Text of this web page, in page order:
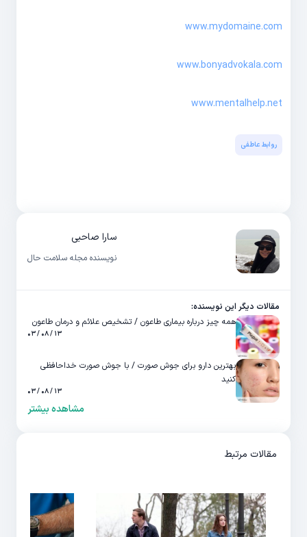
www.mydomaine.com
www.bonyadvokala.com
www.mentalhelp.net
روابط عاطفی
سارا صاحبی
نویسنده مجله سلامت حال
مقالات دیگر این نویسنده:
همه چیز درباره بیماری طاعون / تشخیص علائم و درمان طاعون
۱۳ / ۰۸ / ۰۳
بهترین دارو برای جوش صورت / با جوش صورت خداحافظی
کنید
۱۳ / ۰۸ / ۰۳
مشاهده بیشتر
مقالات مرتبط